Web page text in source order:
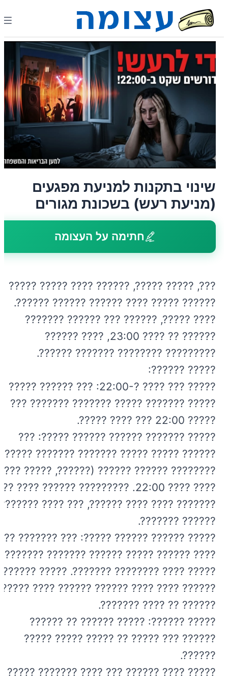
שינוי בתקנות למניעת מפגעים
(מניעת רעש) בשכונת מגורים
חתימה על העצומה
???, ????? ?????, ?????? ???? ????? ?????
?????? ????? ???? ?????? ?????? ??????.
???? ?????, ?????? ??? ?????? ???????
?????? ?? ???? 23:00, ???? ??????
????????? ???????? ??????? ??????.
????? ??????:
????? ??? ???? ?-22:00: ??? ?????? ?????
????? ??????? ????? ??????? ??????? ???
????? 22:00 ??? ???? ?????.
????? ??????? ?????? ?????? ?????: ???
????? ????? ??????? ??????? ??????
?????? ?????? (??????, ????? ???')
???? 22:00. ????????? ?????? ???? ???
??????? ???? ???? ??????, ??? ???? ???????
?????? ???????.
????? ?????? ?????? ?????: ??? ??????? ??
???? ?????? ????? ?????? ??????? ???????
????? ???? ???????? ???????. ????? ??????
???? ???? ?????? ?????? ???? ??????
?????? ?? ???? ???????.
????? ??????: ????? ?????? ?? ??????
?????? ??? ????? ?? ????? ????? ?????
??????.
????? ???? ?????? ??? ???? ??????? ?????